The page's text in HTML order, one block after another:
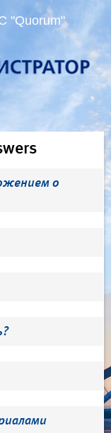
"Quorum"
о